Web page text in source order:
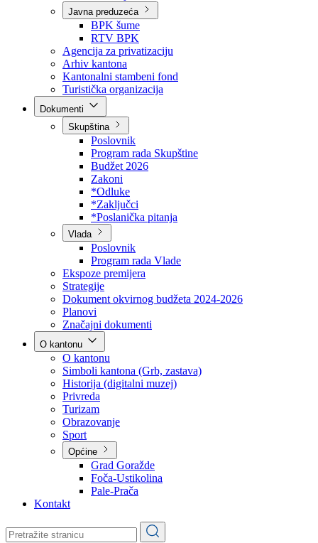
Direkcija za robne rezerve
Direkcija za ceste
Direkcija za šumarstvo
Javna preduzeća
BPK šume
RTV BPK
Agencija za privatizaciju
Arhiv kantona
Kantonalni stambeni fond
Turistička organizacija
Skupština
Poslovnik
Program rada Skupštine
Budžet 2026
Zakoni
*Odluke
*Zaključci
*Poslanička pitanja
Vlada
Poslovnik
Program rada Vlade
Ekspoze premijera
Strategije
Dokument okvirnog budžeta 2024-2026
Planovi
Značajni dokumenti
O kantonu
O kantonu
Simboli kantona (Grb, zastava)
Historija (digitalni muzej)
Privreda
Turizam
Obrazovanje
Općine
Pale-Prača